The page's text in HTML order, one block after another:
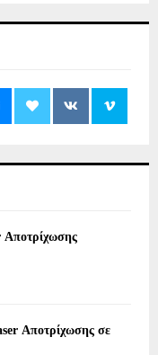
Αποτρίχωσης
Αποτρίχωσης σε